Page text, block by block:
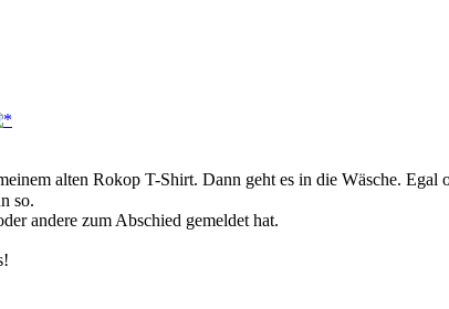
alten Rokop T-Shirt. Dann geht es in die Wäsche. Egal
so.
andere zum Abschied gemeldet hat.